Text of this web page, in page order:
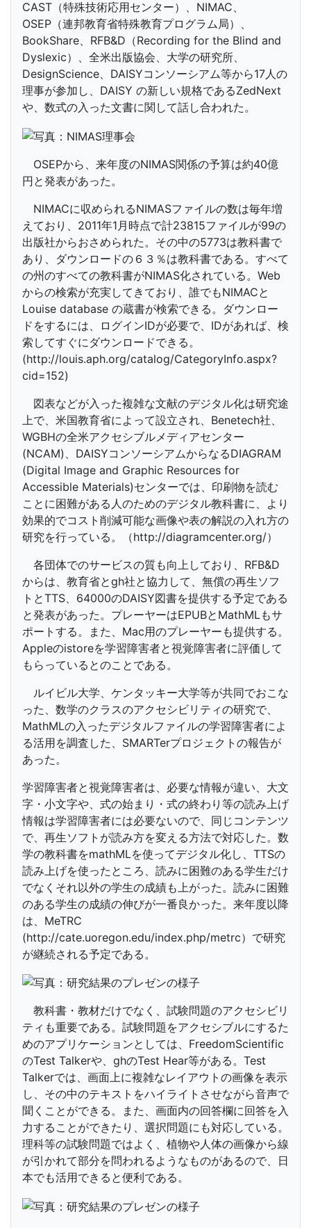
CAST（特殊技術応用センター）、NIMAC、
OSEP（連邦教育省特殊教育プログラム局）、
BookShare、RFB&D（Recording for the Blind and
Dyslexic）、全米出版協会、大学の研究所、
DesignScience、DAISYコンソーシアム等から17人の
理事が参加し、DAISY の新しい規格であるZedNext
や、数式の入った文書に関して話し合われた。
OSEPから、来年度のNIMAS関係の予算は約40億
円と発表があった。
NIMACに収められるNIMASファイルの数は毎年増
えており、2011年1月時点で計23815ファイルが99の
出版社からおさめられた。その中の5773は教科書で
あり、ダウンロードの６３％は教科書である。すべて
の州のすべての教科書がNIMAS化されている。Web
からの検索が充実してきており、誰でもNIMACと
Louise database の蔵書が検索できる。ダウンロー
ドをするには、ログインIDが必要で、IDがあれば、検
索してすぐにダウンロードできる。
(http://louis.aph.org/catalog/CategoryInfo.aspx?
cid=152)
図表などが入った複雑な文献のデジタル化は研究途
上で、米国教育省によって設立され、Benetech社、
WGBHの全米アクセシブルメディアセンター
(NCAM)、DAISYコンソーシアムからなるDIAGRAM
(Digital Image and Graphic Resources for
Accessible Materials)センターでは、印刷物を読む
ことに困難がある人のためのデジタル教科書に、より
効果的でコスト削減可能な画像や表の解説の入れ方の
研究を行っている。（http://diagramcenter.org/）
各団体でのサービスの質も向上しており、RFB&D
からは、教育省とgh社と協力して、無償の再生ソフ
トとTTS、64000のDAISY図書を提供する予定である
と発表があった。プレーヤーはEPUBとMathMLもサ
ポートする。また、Mac用のプレーヤーも提供する。
Appleのistoreを学習障害者と視覚障害者に評価して
もらっているとのことである。
ルイビル大学、ケンタッキー大学等が共同でおこな
った、数学のクラスのアクセシビリティの研究で、
MathMLの入ったデジタルファイルの学習障害者によ
る活用を調査した、SMARTerプロジェクトの報告が
あった。
学習障害者と視覚障害者は、必要な情報が違い、大文
字・小文字や、式の始まり・式の終わり等の読み上げ
情報は学習障害者には必要ないので、同じコンテンツ
で、再生ソフトが読み方を変える方法で対応した。数
学の教科書をmathMLを使ってデジタル化し、TTSの
読み上げを使ったところ、読みに困難のある学生だけ
でなくそれ以外の学生の成績も上がった。読みに困難
のある学生の成績の伸びが一番良かった。来年度以降
は、MeTRC
(http://cate.uoregon.edu/index.php/metrc）で研究
が継続される予定である。
教科書・教材だけでなく、試験問題のアクセシビリ
ティも重要である。試験問題をアクセシブルにするた
めのアプリケーションとしては、FreedomScientific
のTest Talkerや、ghのTest Hear等がある。Test
Talkerでは、画面上に複雑なレイアウトの画像を表示
し、その中のテキストをハイライトさせながら音声で
聞くことができる。また、画面内の回答欄に回答を入
力することができたり、選択問題にも対応している。
理科等の試験問題ではよく、植物や人体の画像から線
が引かれて部分を問われるようなものがあるので、日
本でも活用できると便利である。